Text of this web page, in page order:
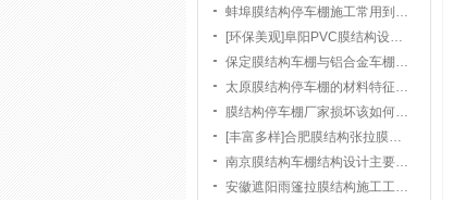
蚌埠膜结构停车棚施工常用到…
[环保美观]阜阳PVC膜结构设…
保定膜结构车棚与铝合金车棚…
太原膜结构停车棚的材料特征…
膜结构停车棚厂家损坏该如何…
[丰富多样]合肥膜结构张拉膜…
南京膜结构车棚结构设计主要…
安徽遮阳雨篷拉膜结构施工工…